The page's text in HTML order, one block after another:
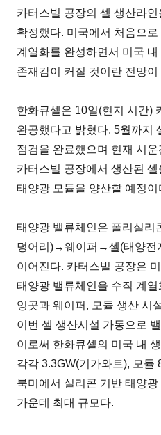
카터스빌 공장의 셀 생산라
확정했다. 미국에서 처음으
계열화를 완성하면서 미국 내
존재감이 커질 것이란 전망이
한화큐셀은 10일(현지 시간)
완공했다고 밝혔다. 5월까지
점검을 완료했으며 현재 시
카터스빌 공장에서 생산된
태양광 모듈을 양산할 예정이
태양광 밸류체인은 폴리실
덩어리)→웨이퍼→셀(태양전
이어진다. 카터스빌 공장은
태양광 밸류체인을 수직 계
잉곳과 웨이퍼, 모듈 생산 시
이번 셀 생산시설 가동으로
이로써 한화큐셀의 미국 내
각각 3.3GW(기가와트), 모듈
북미에서 실리콘 기반 태양
가운데 최대 규모다.